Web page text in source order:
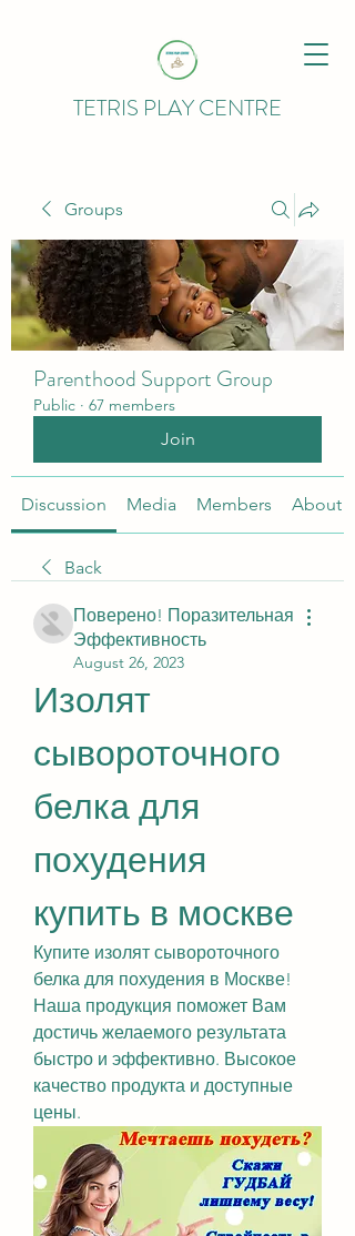
TETRIS PLAY CENTRE
Groups
Parenthood Support Group
Public · 67 members
Join
Discussion Media Members About
Back
Поверено! Поразительная
Эффективность
August 26, 2023
Изолят
сывороточного
белка для
похудения
купить в москве
Купите изолят сывороточного
белка для похудения в Москве!
Наша продукция поможет Вам
достичь желаемого результата
быстро и эффективно. Высокое
качество продукта и доступные
цены.